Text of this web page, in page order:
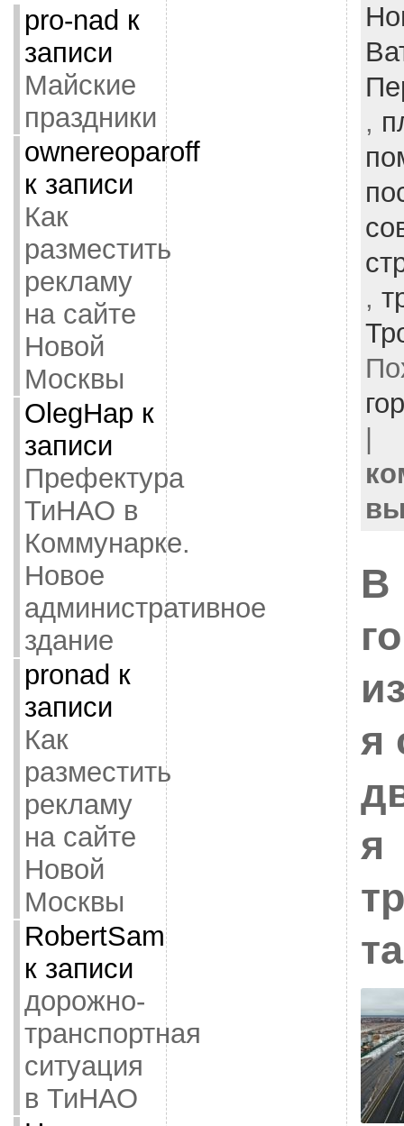
pro-nad к
записи
Майские
праздники
ownereoparoff
к записи
Как
разместить
рекламу
на сайте
Новой
Москвы
OlegHap к
записи
Префектура
ТиНАО в
Коммунарке.
Новое
административное
здание
pronad к
записи
Как
разместить
рекламу
на сайте
Новой
Москвы
RobertSam
к записи
дорожно-
транспортная
ситуация
в ТиНАО
,
,
В
я
я
та